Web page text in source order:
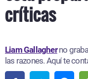
críticas
Liam Gallagherno
las razones. Aquí te